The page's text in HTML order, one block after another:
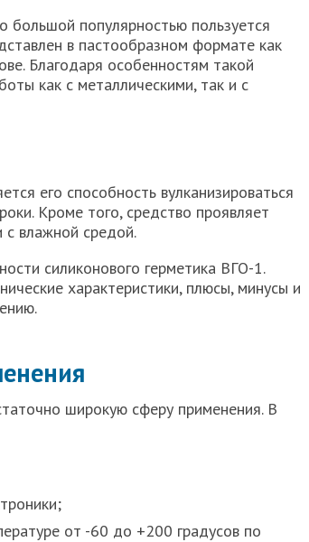
большой популярностью пользуется
в пастообразном формате как
Благодаря особенностям такой
как с металлическими, так и с
его способность вулканизироваться
Кроме того, средство проявляет
с влажной средой.
силиконового герметика ВГО-1.
характеристики, плюсы, минусы и
широкую сферу применения. В
от -60 до +200 градусов по